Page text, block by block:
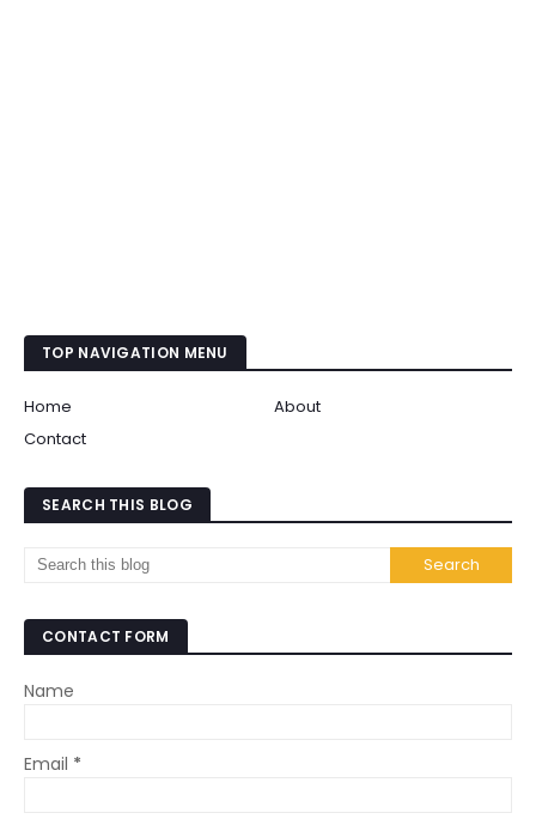
TOP NAVIGATION MENU
Home
About
Contact
SEARCH THIS BLOG
CONTACT FORM
Name
Email *